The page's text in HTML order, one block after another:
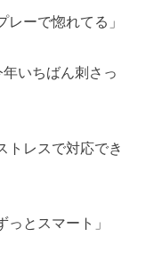
レーで惚れてる」
年いちばん刺さっ
トレスで対応でき
っとスマート」